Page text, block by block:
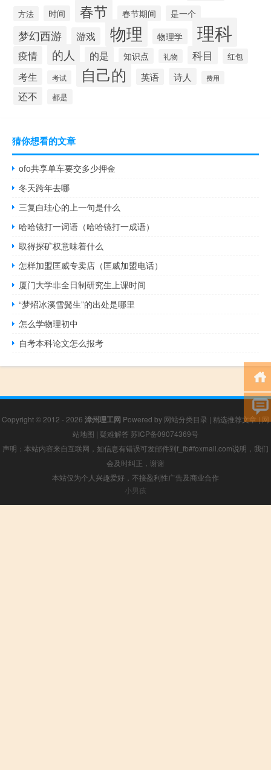
方法
时间 春节 春节期间 是一个
梦幻西游 游戏 物理 物理学 理科
疫情 的人 的是 知识点 礼物 科目 红包
考生 考试 自己的 英语 诗人 费用
还不 都是
猜你想看的文章
ofo共享单车要交多少押金
冬天跨年去哪
三复白珪心的上一句是什么
哈哈镜打一词语（哈哈镜打一成语）
取得探矿权意味着什么
怎样加盟匡威专卖店（匡威加盟电话）
厦门大学非全日制研究生上课时间
“梦炤冰溪雪鬓生”的出处是哪里
怎么学物理初中
自考本科论文怎么报考
Copyright © 2012 - 2026 漳州理工网 Powered by 网站分类目录 | 精选推荐文章 | 网
站地图 | 疑难解答 苏ICP备09074369号
声明：本站内容来自互联网，如信息有错误可发邮件到f_fb#foxmail.com说明，我们
会及时纠正，谢谢
本站仅为个人兴趣爱好，不接盈利性广告及商业合作
小男孩